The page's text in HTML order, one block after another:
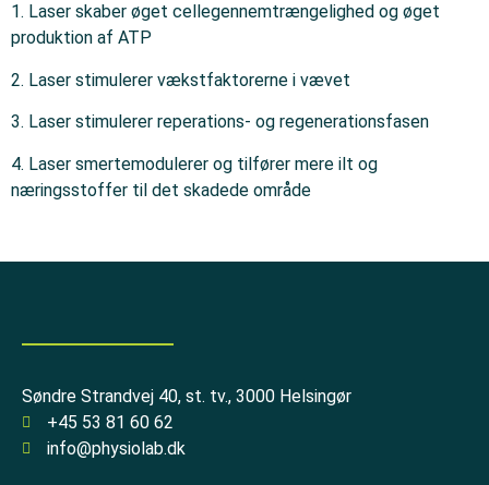
1. Laser skaber øget cellegennemtrængelighed og øget
produktion af ATP
2. Laser stimulerer vækstfaktorerne i vævet
3. Laser stimulerer reperations- og regenerationsfasen
4. Laser smertemodulerer og tilfører mere ilt og
næringsstoffer til det skadede område
Søndre Strandvej 40, st. tv., 3000 Helsingør
+45 53 81 60 62
info@physiolab.dk